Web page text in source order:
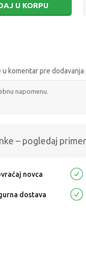
U KORPU
komentar pre
– pogledaj primer
novca
dostava